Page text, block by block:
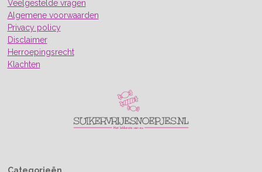
Veelgestelde vragen
Algemene voorwaarden
Privacy policy
Disclaimer
Herroepingsrecht
Klachten
Categorieën